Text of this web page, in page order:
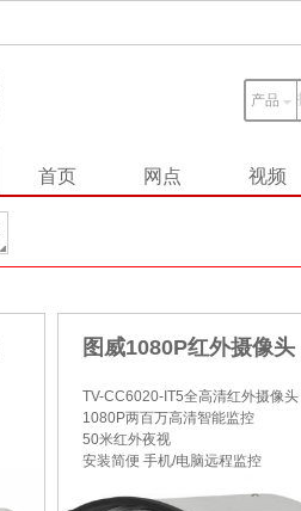
产品
首页 网点 视频
图威1080P红外摄像头
TV-CC6020-IT5全高清红外摄像头
1080P两百万高清智能监控
50米红外夜视
安装简便 手机/电脑远程监控